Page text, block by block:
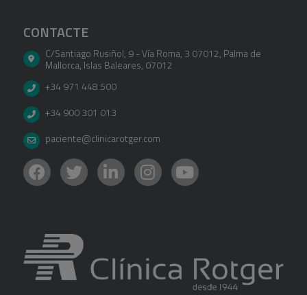
CONTACTE
C/Santiago Rusiñol, 9 - Vía Roma, 3 07012, Palma de
Mallorca, Islas Baleares, 07012
+34 971 448 500
+34 900 301 013
paciente@clinicarotger.com